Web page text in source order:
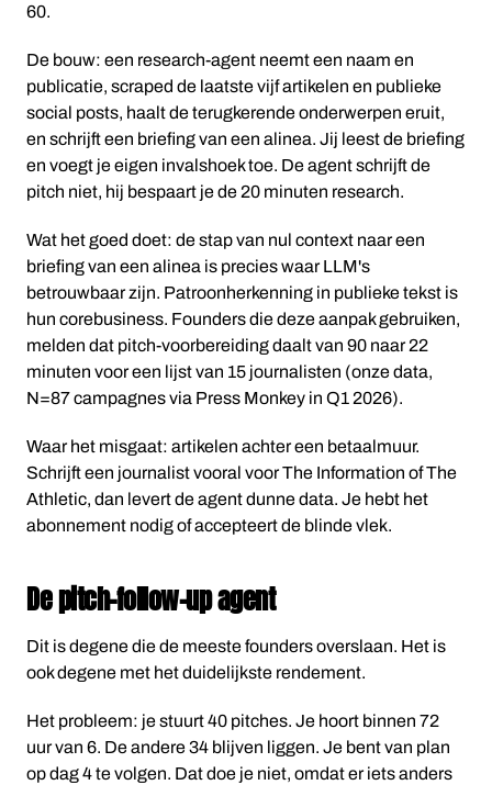
60.
De bouw: een research-agent neemt een naam en
publicatie, scraped de laatste vijf artikelen en publieke
social posts, haalt de terugkerende onderwerpen eruit,
en schrijft een briefing van een alinea. Jij leest de briefing
en voegt je eigen invalshoek toe. De agent schrijft de
pitch niet, hij bespaart je de 20 minuten research.
Wat het goed doet: de stap van nul context naar een
briefing van een alinea is precies waar LLM's
betrouwbaar zijn. Patroonherkenning in publieke tekst is
hun corebusiness. Founders die deze aanpak gebruiken,
melden dat pitch-voorbereiding daalt van 90 naar 22
minuten voor een lijst van 15 journalisten (onze data,
N=87 campagnes via Press Monkey in Q1 2026).
Waar het misgaat: artikelen achter een betaalmuur.
Schrijft een journalist vooral voor The Information of The
Athletic, dan levert de agent dunne data. Je hebt het
abonnement nodig of accepteert de blinde vlek.
De pitch-follow-up agent
Dit is degene die de meeste founders overslaan. Het is
ook degene met het duidelijkste rendement.
Het probleem: je stuurt 40 pitches. Je hoort binnen 72
uur van 6. De andere 34 blijven liggen. Je bent van plan
op dag 4 te volgen. Dat doe je niet, omdat er iets anders